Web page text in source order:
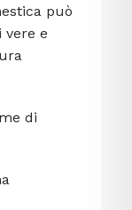
può
vere e
di